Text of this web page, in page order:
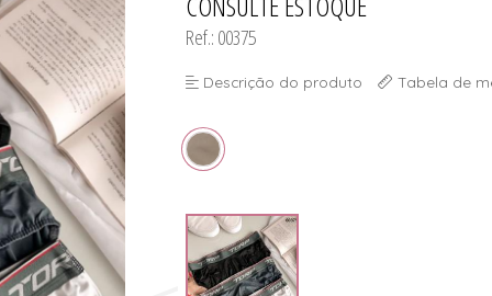
Ref.: 00375
Descrição do produto Tabela de